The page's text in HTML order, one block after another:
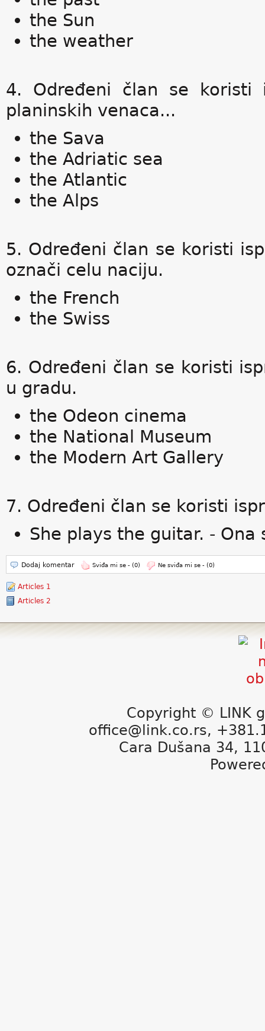
the Sun
the weather
4. Određeni član se koristi
planinskih venaca...
the Sava
the Adriatic sea
the Atlantic
the Alps
5. Određeni član se koristi
označi celu naciju.
the French
the Swiss
6. Određeni član se koristi
u gradu.
the Odeon cinema
the National Museum
the Modern Art Gallery
7. Određeni član se koristi
She plays the guitar. - Ona
Dodaj komentar Sviđa mi se - (0) Ne sviđa mi se - (0)
Articles 1
Articles 2
Copyright © LINK
office@link.co.rs,
Cara Dušana 34,